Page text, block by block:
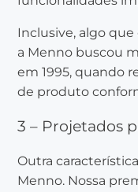
Inclusive, algo
a Menno buscou
em 1995, quando
de produto
3 – Projetados
Outra
Menno. Nossa